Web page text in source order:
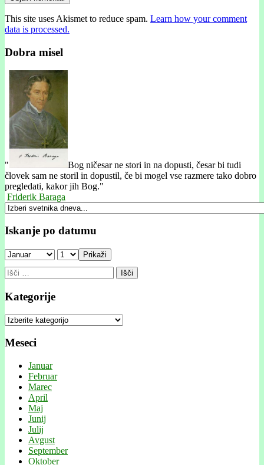
This site uses Akismet to reduce spam. Learn how your comment
data is processed.
Dobra misel
"
Bog ničesar ne stori in na dopusti, česar bi tudi
človek sam ne storil in dopustil, če bi mogel vse razmere tako dobro
pregledati, kakor jih Bog."
Friderik Baraga
Iskanje po datumu
Prikaži
Išči:
Kategorije
Kategorije
Meseci
Januar
Februar
Marec
April
Maj
Junij
Julij
Avgust
September
Oktober